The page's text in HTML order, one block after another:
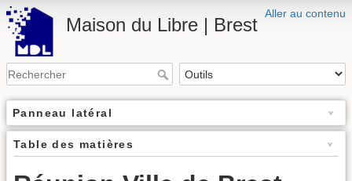
Aller au contenu
Maison du Libre | Brest
Panneau latéral
Table des matières